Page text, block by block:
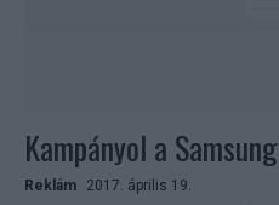
Kampányol a Samsung
Reklám 2017. április 19.